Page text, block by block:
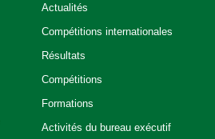
Actualités
Compétitions internationales
Résultats
Compétitions
Formations
Activités du bureau exécutif